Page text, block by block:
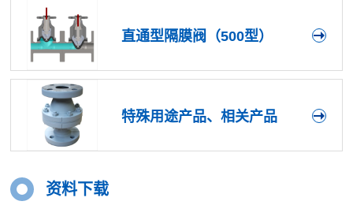
直通型隔膜阀（500型）
特殊用途产品、相关产品
资料下载